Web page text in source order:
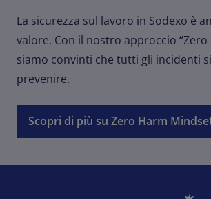
La sicurezza sul lavoro in Sodexo è
valore. Con il nostro approccio
siamo convinti che tutti gli incidenti
prevenire.
Scopri di più su Zero Harm